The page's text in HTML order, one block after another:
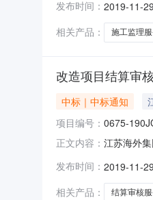
造项目施
本次招
发布时间： 2019-11-29
相关产品：
施工监理
改造项目结算审
中标｜中标通知
项目编号： 0675-
正文内容： 江苏海外
明：改造
限公
发布时间： 2019-11-29
相关产品：
结算审核